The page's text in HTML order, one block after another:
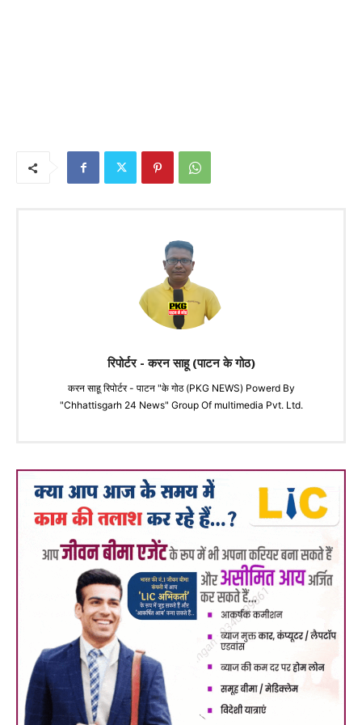
रिपोर्टर - करन साहू (पाटन के गोठ)
करन साहू रिपोर्टर - पाटन "के गोठ (PKG NEWS) Powerd By
"Chhattisgarh 24 News" Group Of multimedia Pvt. Ltd.